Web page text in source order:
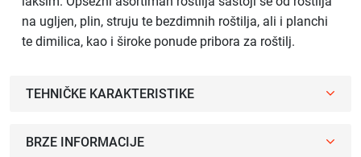
na ugljen, plin, struju te bezdimnih roštilja, ali i planchi
te dimilica, kao i široke ponude pribora za roštilj.
TEHNIČKE KARAKTERISTIKE
BRZE INFORMACIJE